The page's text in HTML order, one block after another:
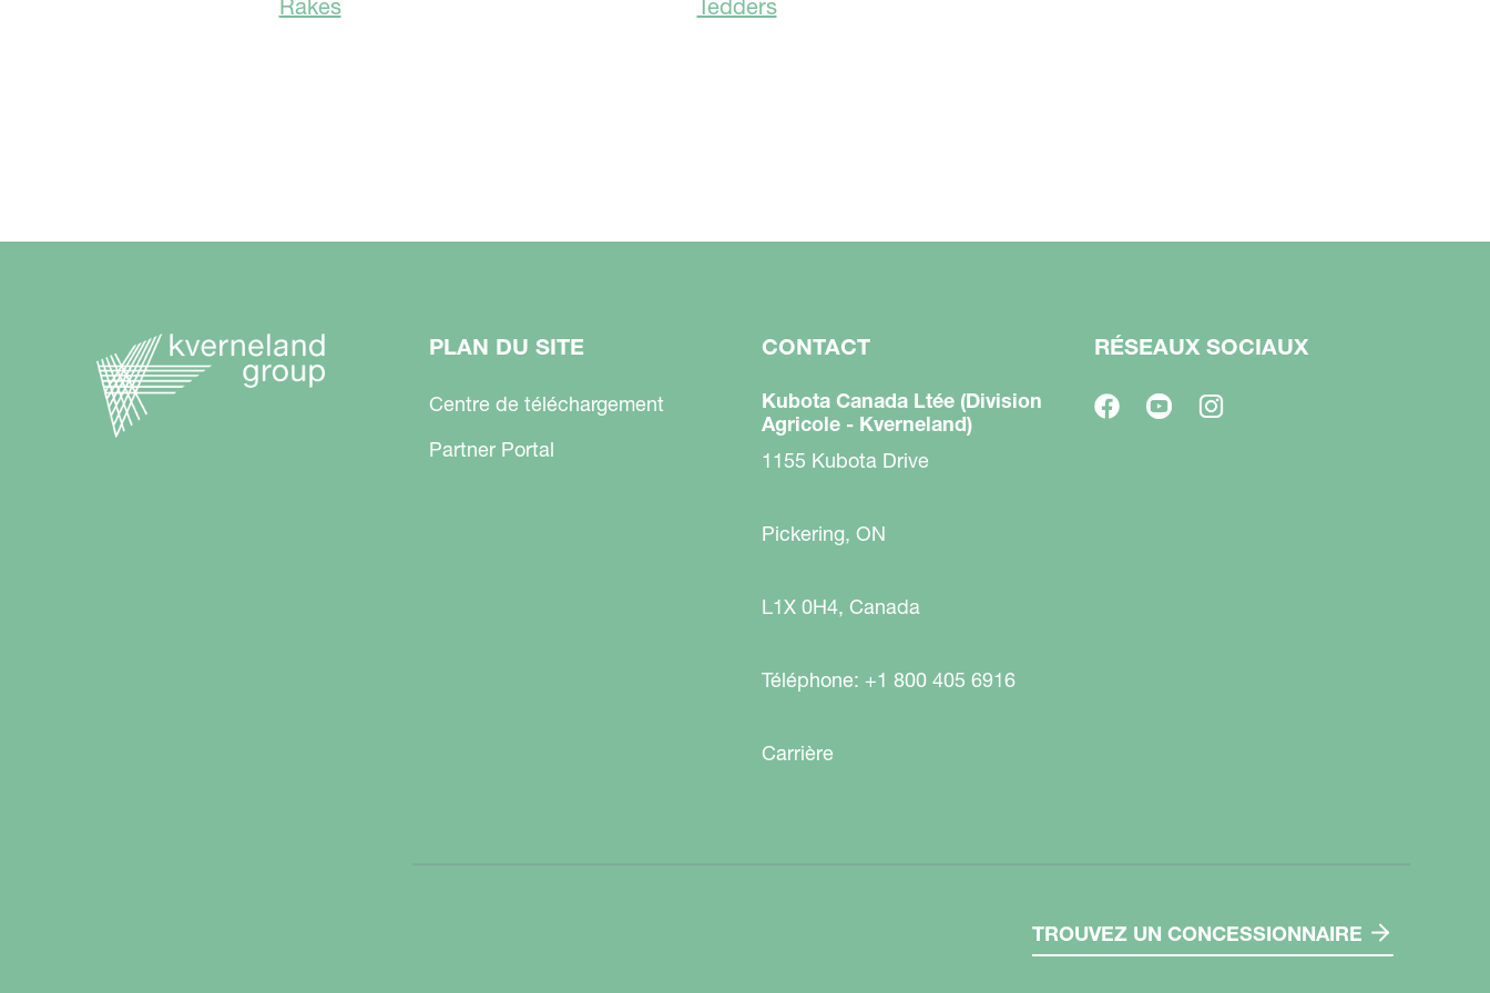
Rakes Tedders
PLAN DU SITE
Centre de téléchargement
Partner Portal
CONTACT
Kubota Canada Ltée (Division
Agricole - Kverneland)
1155 Kubota Drive
Pickering, ON
L1X 0H4, Canada
Téléphone: +1 800 405 6916
Carrière
RÉSEAUX SOCIAUX
TROUVEZ UN CONCESSIONNAIRE